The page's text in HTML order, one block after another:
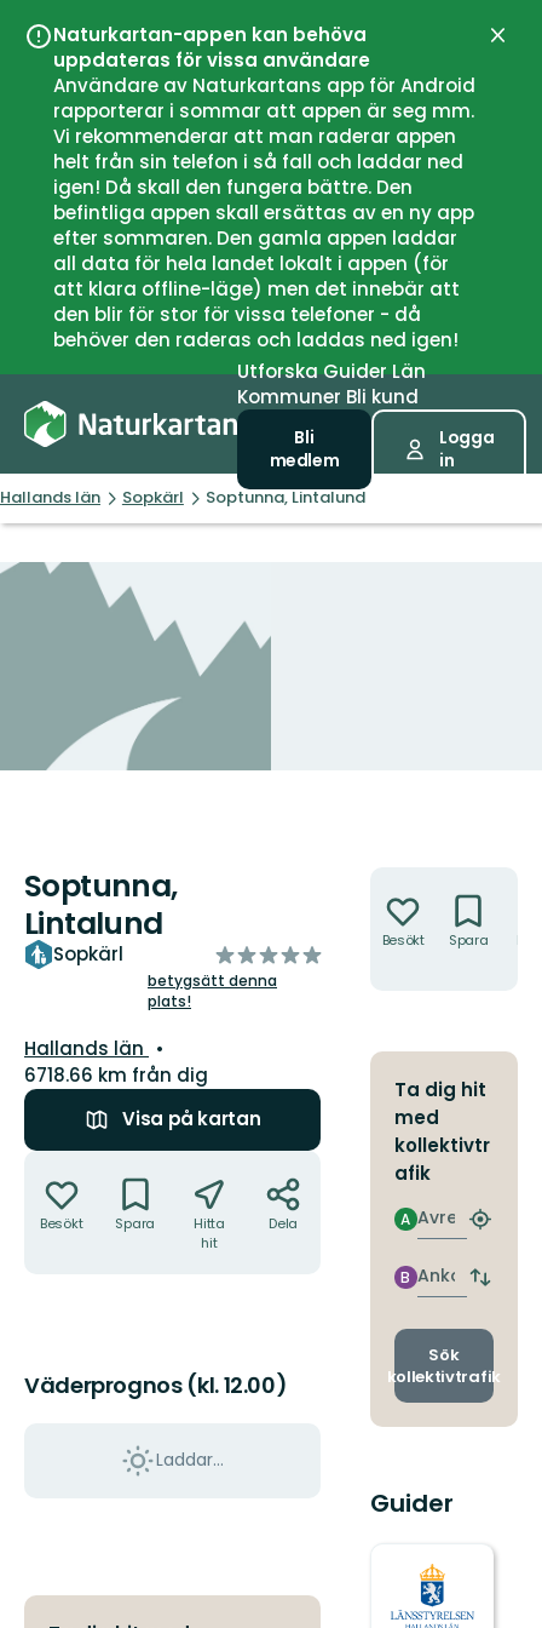
Naturkartan-appen kan behöva
uppdateras för vissa användare
Användare av Naturkartans app för Android
rapporterar i sommar att appen är seg mm.
Vi rekommenderar att man raderar appen
helt från sin telefon i så fall och laddar ned
igen! Då skall den fungera bättre. Den
befintliga appen skall ersättas av en ny app
efter sommaren. Den gamla appen laddar
all data för hela landet lokalt i appen (för
att klara offline-läge) men det innebär att
den blir för stor för vissa telefoner - då
behöver den raderas och laddas ned igen!
UtforskaGuiderLän
Kommuner Bli kund
Bli
medlem
Logga
in
Hallands län Sopkärl Soptunna, Lintalund
Soptunna,
Lintalund
Sopkärl
av
5
betygsätt denna
plats!
Län:
Hallands län
6718.66 km från dig
Visa på kartan
Besökt Spara
Hitta
hit
Dela
Väderprognos (kl. 12.00)
Laddar...
Besökt Spara
Ta dig hit
med
kollektivtr
afik
Avresa
A
Hitta
Ankomst
B
Byt
och
Sök
kollektivtrafik
Guider